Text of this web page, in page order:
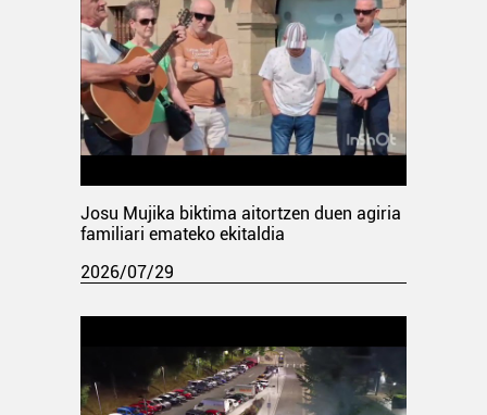
Josu Mujika biktima aitortzen duen agiria
familiari emateko ekitaldia
2026/07/29